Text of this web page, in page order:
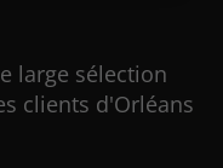
large sélection
clients d'Orléans